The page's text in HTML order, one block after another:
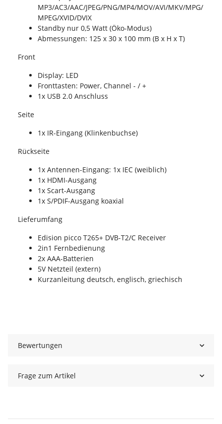
MP3/AC3/AAC/JPEG/PNG/MP4/MOV/AVI/MKV/MPG/
MPEG/XVID/DVIX
Standby nur 0,5 Watt (Öko-Modus)
Abmessungen: 125 x 30 x 100 mm (B x H x T)
Front
Display: LED
Fronttasten: Power, Channel - / +
1x USB 2.0 Anschluss
Seite
1x IR-Eingang (Klinkenbuchse)
Rückseite
1x Antennen-Eingang: 1x IEC (weiblich)
1x HDMI-Ausgang
1x Scart-Ausgang
1x S/PDIF-Ausgang koaxial
Lieferumfang
Edision picco T265+ DVB-T2/C Receiver
2in1 Fernbedienung
2x AAA-Batterien
5V Netzteil (extern)
Kurzanleitung deutsch, englisch, griechisch
Bewertungen
Frage zum Artikel